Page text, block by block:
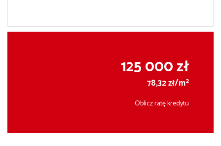
125 000 zł
78,32 zł/m2
Oblicz ratę kredytu